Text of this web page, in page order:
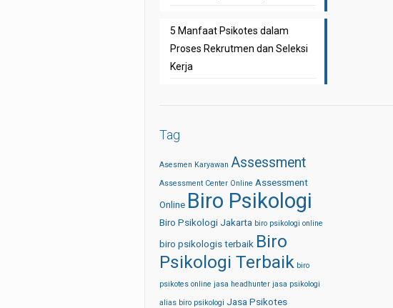
5 Manfaat Psikotes dalam
Proses Rekrutmen dan Seleksi
Kerja
Tag
Asesmen Karyawan Assessment
Assessment Center Online Assessment
Online Biro Psikologi
Biro Psikologi Jakarta biro psikologi online
biro psikologis terbaik Biro
Psikologi Terbaik biro
psikotes online jasa headhunter jasa psikologi
alias biro psikologi Jasa Psikotes